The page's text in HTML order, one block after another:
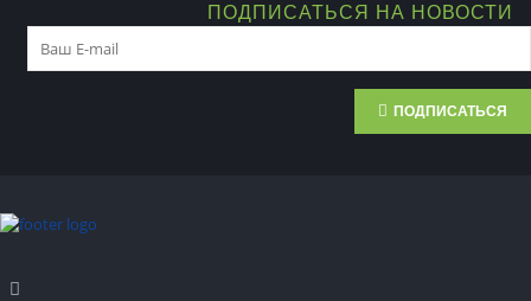
ПОДПИСАТЬСЯ НА НОВОСТИ
ПОДПИСАТЬСЯ